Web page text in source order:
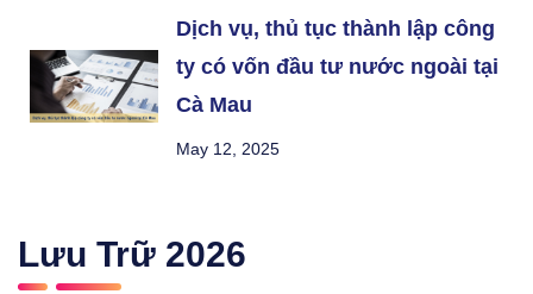
Dịch vụ, thủ tục thành lập công
ty có vốn đầu tư nước ngoài tại
Cà Mau
May 12, 2025
Lưu Trữ 2026